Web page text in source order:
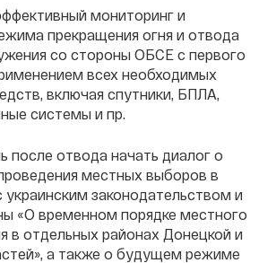
мониторинг и
прекращения огня и отвода
со стороны ОБСЕ с первого
всех необходимых
включая спутники, БПЛА,
системы и пр.
после отвода начать диалог о
местных выборов в
украинским законодательством и
«О временном порядке местного
в отдельных районах Донецкой и
а также о будущем режиме